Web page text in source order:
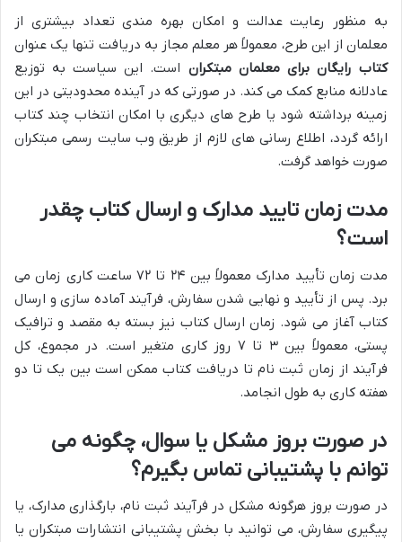
به منظور رعایت عدالت و امکان بهره مندی تعداد بیشتری از
معلمان از این طرح، معمولاً هر معلم مجاز به دریافت تنها یک عنوان
کتاب رایگان برای معلمان مبتکران است. این سیاست به توزیع
عادلانه منابع کمک می کند. در صورتی که در آینده محدودیتی در این
زمینه برداشته شود یا طرح های دیگری با امکان انتخاب چند کتاب
ارائه گردد، اطلاع رسانی های لازم از طریق وب سایت رسمی مبتکران
صورت خواهد گرفت.
مدت زمان تایید مدارک و ارسال کتاب چقدر
است؟
مدت زمان تأیید مدارک معمولاً بین ۲۴ تا ۷۲ ساعت کاری زمان می
برد. پس از تأیید و نهایی شدن سفارش، فرآیند آماده سازی و ارسال
کتاب آغاز می شود. زمان ارسال کتاب نیز بسته به مقصد و ترافیک
پستی، معمولاً بین ۳ تا ۷ روز کاری متغیر است. در مجموع، کل
فرآیند از زمان ثبت نام تا دریافت کتاب ممکن است بین یک تا دو
هفته کاری به طول انجامد.
در صورت بروز مشکل یا سوال، چگونه می
توانم با پشتیبانی تماس بگیرم؟
در صورت بروز هرگونه مشکل در فرآیند ثبت نام، بارگذاری مدارک، یا
پیگیری سفارش، می توانید با بخش پشتیبانی انتشارات مبتکران یا